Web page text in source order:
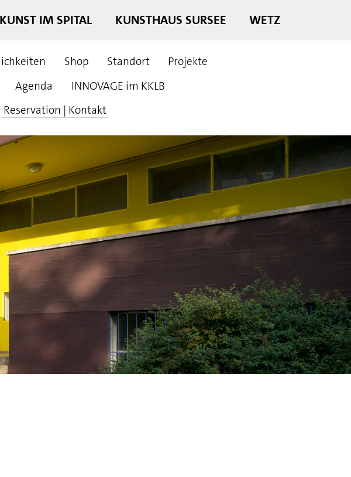
KUNST IM SPITAL KUNSTHAUS SURSEE WETZ
Shop Standort
Projekte
Agenda
INNOVAGE im KKLB
Reservation | Kontakt